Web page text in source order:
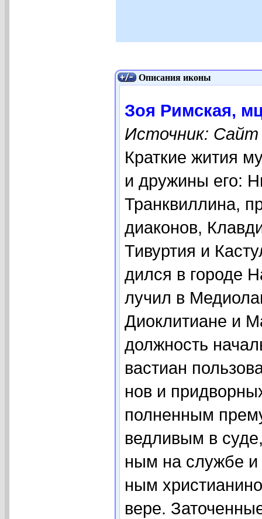
Описания иконы
Зоя Римская,
Источник: Сайт
Краткие жития
и дружины его:
Транквиллина,
диаконов,
Тивуртия и
дил­ся в го­ро­де
лу­чил в
Дио­кли­ти­ане и
долж­ность
ва­сти­ан
нов и
пол­нен­ным
вед­ли­вым в
ным на служ­бе и
ным
ве­ре.